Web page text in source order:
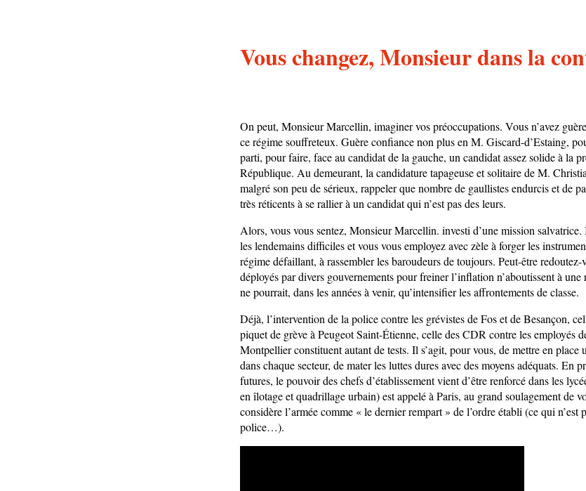
Vous changez, Monsieur dans la
On peut, Monsieur Marcellin, imaginer vos préoccupations. Vous n’avez
ce régime souffreteux. Guère confiance non plus en M. Giscard-d’Estaing,
parti, pour faire, face au candidat de la gauche, un candidat assez solide à la
République. Au demeurant, la candidature tapageuse et solitaire de M.
malgré son peu de sérieux, rappeler que nombre de gaullistes endurcis et de
très réticents à se rallier à un candidat qui n’est pas des leurs.
Alors, vous vous sentez, Monsieur Marcellin. investi d’une mission
les lendemains difficiles et vous vous employez avec zèle à forger les
régime défaillant, à rassembler les baroudeurs de toujours. Peut-être
déployés par divers gouvernements pour freiner l’inflation n’aboutissent à une
ne pourrait, dans les années à venir, qu’intensifier les affrontements de classe.
Déjà, l’intervention de la police contre les grévistes de Fos et de Besançon,
piquet de grève à Peugeot Saint-Étienne, celle des CDR contre les employés
Montpellier constituent autant de tests. Il s’agit, pour vous, de mettre en place
dans chaque secteur, de mater les luttes dures avec des moyens adéquats. En
futures, le pouvoir des chefs d’établissement vient d’être renforcé dans les
en îlotage et quadrillage urbain) est appelé à Paris, au grand soulagement de
considère l’armée comme « le dernier rempart » de l’ordre établi (ce qui n’est
police…).